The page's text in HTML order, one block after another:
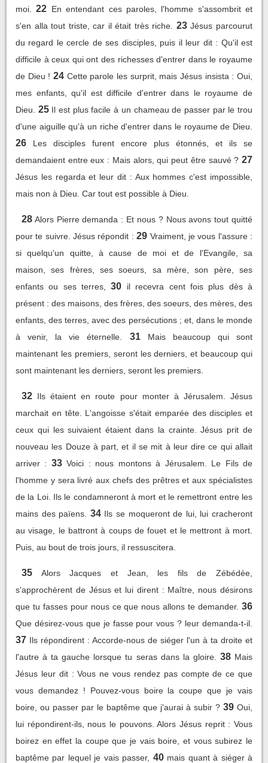
moi.
22 En entendant ces paroles, l'homme s'assombrit et
s'en alla tout triste, car il était très riche.
23 Jésus parcourut
du regard le cercle de ses disciples, puis il leur dit : Qu'il est
difficile à ceux qui ont des richesses d'entrer dans le royaume
de Dieu ! 24 Cette parole les surprit, mais Jésus insista : Oui,
mes enfants, qu'il est difficile d'entrer dans le royaume de
Dieu.
25 Il est plus facile à un chameau de passer par le trou
d'une aiguille qu'à un riche d'entrer dans le royaume de Dieu.
26
Les disciples furent encore plus étonnés, et ils se
demandaient entre eux : Mais alors, qui peut être sauvé ? 27
Jésus les regarda et leur dit : Aux hommes c'est impossible,
mais non à Dieu. Car tout est possible à Dieu.
28 Alors Pierre demanda : Et nous ? Nous avons tout quitté
pour te suivre. Jésus répondit : 29 Vraiment, je vous l'assure :
si quelqu'un quitte, à cause de moi et de l'Evangile, sa
maison, ses frères, ses soeurs, sa mère, son père, ses
enfants ou ses terres,
30
il recevra cent fois plus dès à
présent : des maisons, des frères, des soeurs, des mères, des
enfants, des terres, avec des persécutions ; et, dans le monde
à venir, la vie éternelle.
31
Mais beaucoup qui sont
maintenant les premiers, seront les derniers, et beaucoup qui
sont maintenant les derniers, seront les premiers.
32 Ils étaient en route pour monter à Jérusalem. Jésus
marchait en tête. L'angoisse s'était emparée des disciples et
ceux qui les suivaient étaient dans la crainte. Jésus prit de
nouveau les Douze à part, et il se mit à leur dire ce qui allait
arriver : 33 Voici : nous montons à Jérusalem. Le Fils de
l'homme y sera livré aux chefs des prêtres et aux spécialistes
de la Loi. Ils le condamneront à mort et le remettront entre les
mains des païens.
34 Ils se moqueront de lui, lui cracheront
au visage, le battront à coups de fouet et le mettront à mort.
Puis, au bout de trois jours, il ressuscitera.
35
Alors Jacques et Jean, les fils de Zébédée,
s'approchèrent de Jésus et lui dirent : Maître, nous désirons
que tu fasses pour nous ce que nous allons te demander. 36
Que désirez-vous que je fasse pour vous ? leur demanda-t-il.
37 Ils répondirent : Accorde-nous de siéger l'un à ta droite et
l'autre à ta gauche lorsque tu seras dans la gloire.
38 Mais
Jésus leur dit : Vous ne vous rendez pas compte de ce que
vous demandez ! Pouvez-vous boire la coupe que je vais
boire, ou passer par le baptême que j'aurai à subir ? 39 Oui,
lui répondirent-ils, nous le pouvons. Alors Jésus reprit : Vous
boirez en effet la coupe que je vais boire, et vous subirez le
baptême par lequel je vais passer, 40 mais quant à siéger à